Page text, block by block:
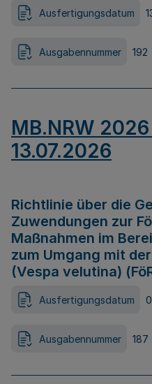
Ausfertigungsdatum
Ausgabennummer 192
MB.NRW
13.07.2026
Richtlinie über die
Zuwendungen zur
Maßnahmen im
zum Umgang mit
(Vespa velutina)
Ausfertigungsdatum
Ausgabennummer 187